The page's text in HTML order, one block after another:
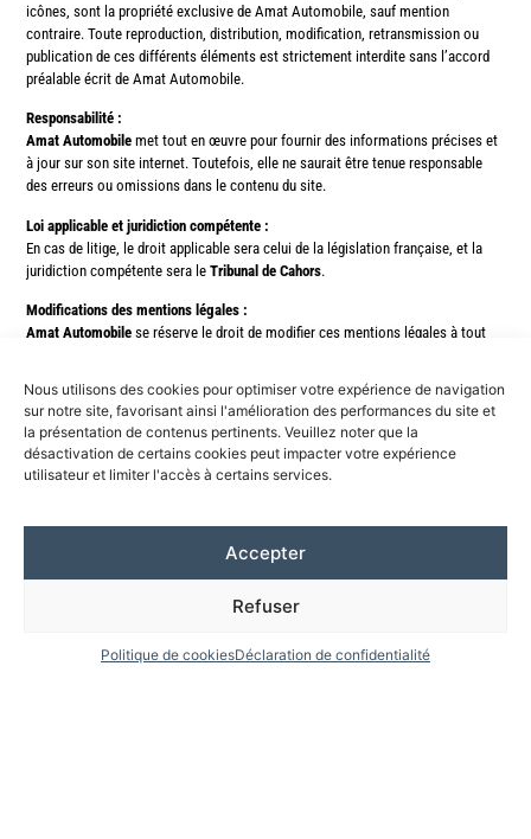
Nous utilisons des cookies pour optimiser votre expérience de navigation
sur notre site, favorisant ainsi l'amélioration des performances du site et
la présentation de contenus pertinents. Veuillez noter que la
désactivation de certains cookies peut impacter votre expérience
utilisateur et limiter l'accès à certains services.
Accepter
Refuser
Politique de cookiesDéclaration de confidentialité
icônes, sont la propriété exclusive de Amat Automobile, sauf mention
contraire. Toute reproduction, distribution, modification, retransmission ou
publication de ces différents éléments est strictement interdite sans l’accord
préalable écrit de Amat Automobile.
Responsabilité :
Amat Automobile met tout en œuvre pour fournir des informations précises et
à jour sur son site internet. Toutefois, elle ne saurait être tenue responsable
des erreurs ou omissions dans le contenu du site.
Loi applicable et juridiction compétente :
En cas de litige, le droit applicable sera celui de la législation française, et la
juridiction compétente sera leTribunal de Cahors.
Modifications des mentions légales :
Amat Automobile se réserve le droit de modifier ces mentions légales à tout
Contact :
Pour toute question ou demande d’information, vous pouvez nous contacter à
l’adresse suivante :
Adresse postale : 158 Route de Périgueux, 47500 Fumel
Adresse e-mail :amat.automobile@wanadoo.fr